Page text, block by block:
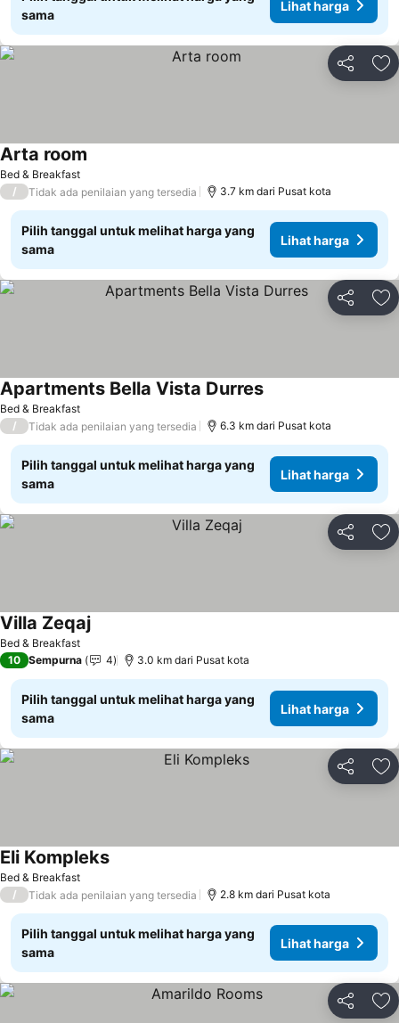
sama
Lihat harga
Bagikan
Bed & Breakfast
Arta room
/ Tidak ada penilaian yang tersedia 3.7 km dari Pusat kota
Pilih tanggal untuk melihat harga yang
sama
Lihat harga
Bagikan
Bed & Breakfast
Apartments Bella Vista DurresLihat harga
/ Tidak ada penilaian yang tersedia 6.3 km dari Pusat kota
Pilih tanggal untuk melihat harga yang
sama
Lihat harga
Bagikan
Bed & Breakfast
Villa ZeqajLihat harga
10 Sempurna 4 3.0 km dari Pusat kota
Pilih tanggal untuk melihat harga yang
sama
Lihat harga
Bagikan
Bed & Breakfast
Eli KompleksLihat harga
/ Tidak ada penilaian yang tersedia 2.8 km dari Pusat kota
Pilih tanggal untuk melihat harga yang
sama
Lihat harga
Bagikan